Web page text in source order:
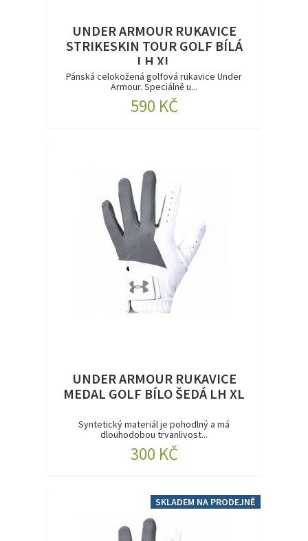
UNDER ARMOUR RUKAVICE
STRIKESKIN TOUR GOLF BÍLÁ
LH XL
Pánská celokožená golfová rukavice Under
Armour. Speciálně u...
590 KČ
UNDER ARMOUR RUKAVICE
MEDAL GOLF BÍLO ŠEDÁ LH XL
Syntetický materiál je pohodlný a má
dlouhodobou trvanlivost...
300 KČ
SKLADEM NA PRODEJNĚ